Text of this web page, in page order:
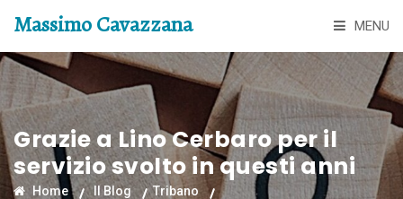
Massimo Cavazzana MENU
Grazie a Lino Cerbaro per il
servizio svolto in questi anni
Home Il Blog
Tribano